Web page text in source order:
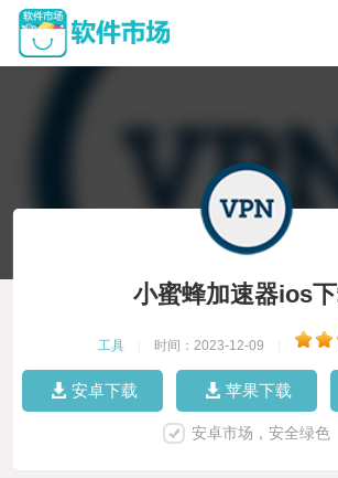
小蜜蜂加速器ios
工具 时间：2023-12-09
安卓下载 苹果下载
安卓市场，安全绿色